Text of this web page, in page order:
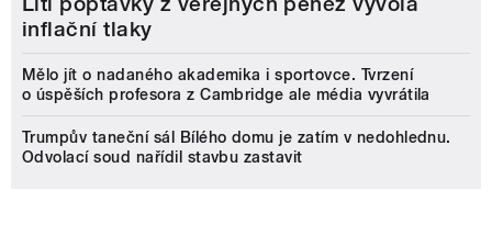
inflační tlaky
Mělo jít o nadaného akademika i sportovce. Tvrzení
o úspěších profesora z Cambridge ale média vyvrátila
Trumpův taneční sál Bílého domu je zatím v nedohlednu.
Odvolací soud nařídil stavbu zastavit